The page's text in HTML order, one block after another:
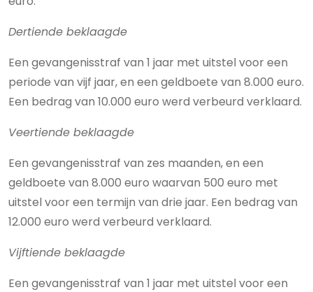
Dertiende beklaagde
Een gevangenisstraf van 1 jaar met uitstel voor een
periode van vijf jaar, en een geldboete van 8.000 euro.
Een bedrag van 10.000 euro werd verbeurd verklaard.
Veertiende beklaagde
Een gevangenisstraf van zes maanden, en een
geldboete van 8.000 euro waarvan 500 euro met
uitstel voor een termijn van drie jaar. Een bedrag van
12.000 euro werd verbeurd verklaard.
Vijftiende beklaagde
Een gevangenisstraf van 1 jaar met uitstel voor een